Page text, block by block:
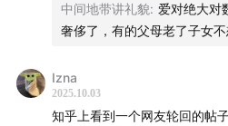
向了一个看似迥然不同的领域
康。为什么一位乡土文学的研究
/Staff/
中间地带讲礼貌: 爱对绝大对
奢侈了，有的父母老了子女
Izna
2025.10.03
知乎上看到一个网友轮回的帖